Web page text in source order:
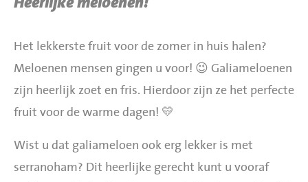
Het lekkerste fruit voor de zomer in huis halen?
Meloenen mensen gingen u voor! 😉 Galiameloenen
zijn heerlijk zoet en fris. Hierdoor zijn ze het perfecte
fruit voor de warme dagen! 💛
Wist u dat galiameloen ook erg lekker is met
serranoham? Dit heerlijke gerecht kunt u vooraf